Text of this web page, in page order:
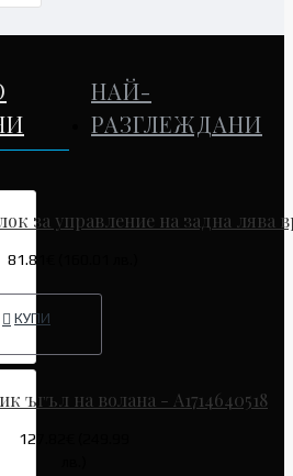
НАЙ-
РАЗГЛЕЖДАНИ
за управление на задна лява
81.81€ (160.01 лв.)
КУПИ
ъгъл на волана - A1714640518
127.82€ (249.99